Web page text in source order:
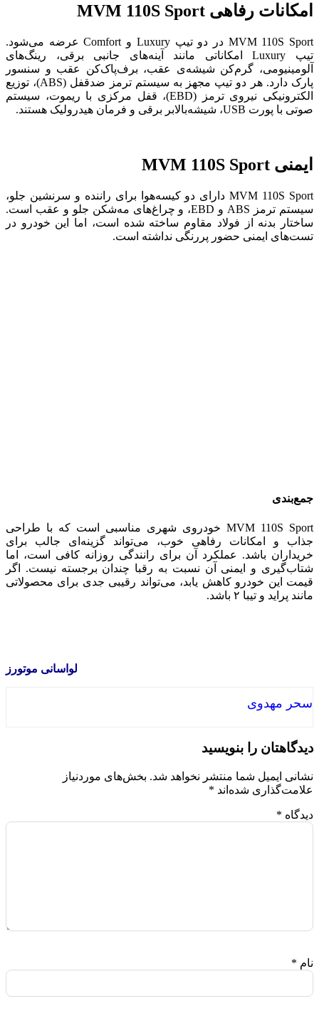
امکانات رفاهی MVM 110S Sport
MVM 110S Sport در دو تیپ Luxury و Comfort عرضه می‌شود.
تیپ Luxury امکاناتی مانند آینه‌های جانبی برقی، رینگ‌های
آلومینیومی، گرم‌کن شیشه‌ی عقب، برف‌پاک‌کن عقب و سنسور
پارک دارد. هر دو تیپ مجهز به سیستم ترمز ضدقفل (ABS)، توزیع
الکترونیکی نیروی ترمز (EBD)، قفل مرکزی با ریموت، سیستم
صوتی با پورت USB، شیشه‌بالابر برقی و فرمان هیدرولیک هستند.
ایمنی MVM 110S Sport
MVM 110S Sport دارای دو کیسه‌هوا برای راننده و سرنشین جلو،
سیستم ترمز ABS و EBD، و چراغ‌های مه‌شکن جلو و عقب است.
ساختار بدنه از فولاد مقاوم ساخته شده است، اما این خودرو در
تست‌های ایمنی حضور پررنگی نداشته است.
جمع‌بندی
MVM 110S Sport خودروی شهری مناسبی است که با طراحی
جذاب و امکانات رفاهی خوب، می‌تواند گزینه‌ای جالب برای
خریداران باشد. عملکرد آن برای رانندگی روزانه کافی است، اما
شتاب‌گیری و ایمنی آن نسبت به رقبا چندان برجسته نیست. اگر
قیمت این خودرو کاهش یابد، می‌تواند رقیبی جدی برای محصولاتی
مانند پراید و تیبا ۲ باشد.
لواسانی موتورز
سحر مهدوی
دیدگاهتان را بنویسید
نشانی ایمیل شما منتشر نخواهد شد. بخش‌های موردنیاز
علامت‌گذاری شده‌اند *
دیدگاه *
نام *